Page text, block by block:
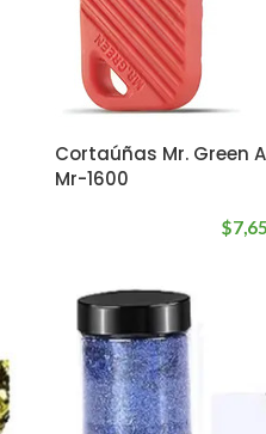
Cortaúñas Mr. Green
Mr-1600
$